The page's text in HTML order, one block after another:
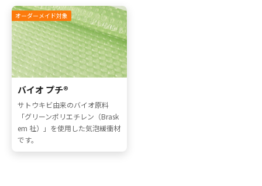
川上産業について
採用情報
お問い合わせ
オーダーメイド対象
バイオ プチ®
サトウキビ由来のバイオ原料
「グリーンポリエチレン（Brask
em 社）」を使用した気泡緩衝材
です。